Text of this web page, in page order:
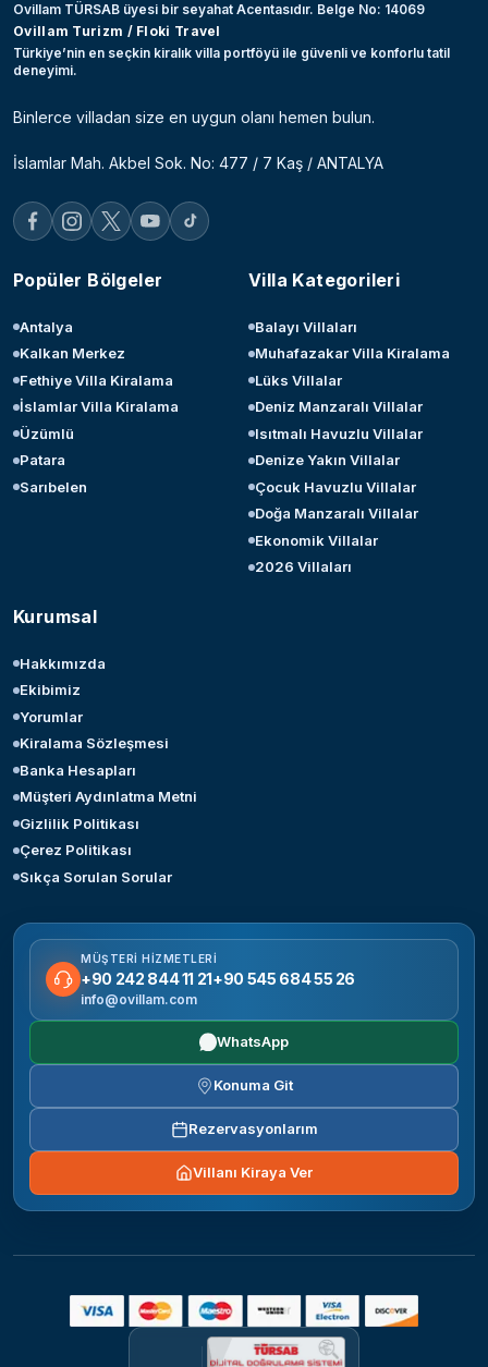
Ovillam TÜRSAB üyesi bir seyahat Acentasıdır. Belge No: 14069
Ovillam Turizm / Floki Travel
Türkiye’nin en seçkin kiralık villa portföyü ile güvenli ve konforlu tatil
deneyimi.
Binlerce villadan size en uygun olanı hemen bulun.
İslamlar Mah. Akbel Sok. No: 477 / 7 Kaş / ANTALYA
Popüler Bölgeler
Antalya
Kalkan Merkez
Fethiye Villa Kiralama
İslamlar Villa Kiralama
Üzümlü
Patara
Sarıbelen
Villa Kategorileri
Balayı Villaları
Muhafazakar Villa Kiralama
Lüks Villalar
Deniz Manzaralı Villalar
Isıtmalı Havuzlu Villalar
Denize Yakın Villalar
Çocuk Havuzlu Villalar
Doğa Manzaralı Villalar
Ekonomik Villalar
2026 Villaları
Kurumsal
Hakkımızda
Ekibimiz
Yorumlar
Kiralama Sözleşmesi
Banka Hesapları
Müşteri Aydınlatma Metni
Gizlilik Politikası
Çerez Politikası
Sıkça Sorulan Sorular
MÜŞTERI HIZMETLERI
+90 242 844 11 21+90 545 684 55 26
info@ovillam.com
WhatsApp
Konuma Git
Rezervasyonlarım
Villanı Kiraya Ver